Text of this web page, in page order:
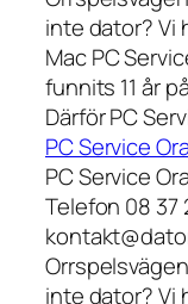
inte dator? Vi
Mac PC
funnits 11 år
Därför PC
PC Service
PC Service
Telefon 08 37
inte dator? Vi